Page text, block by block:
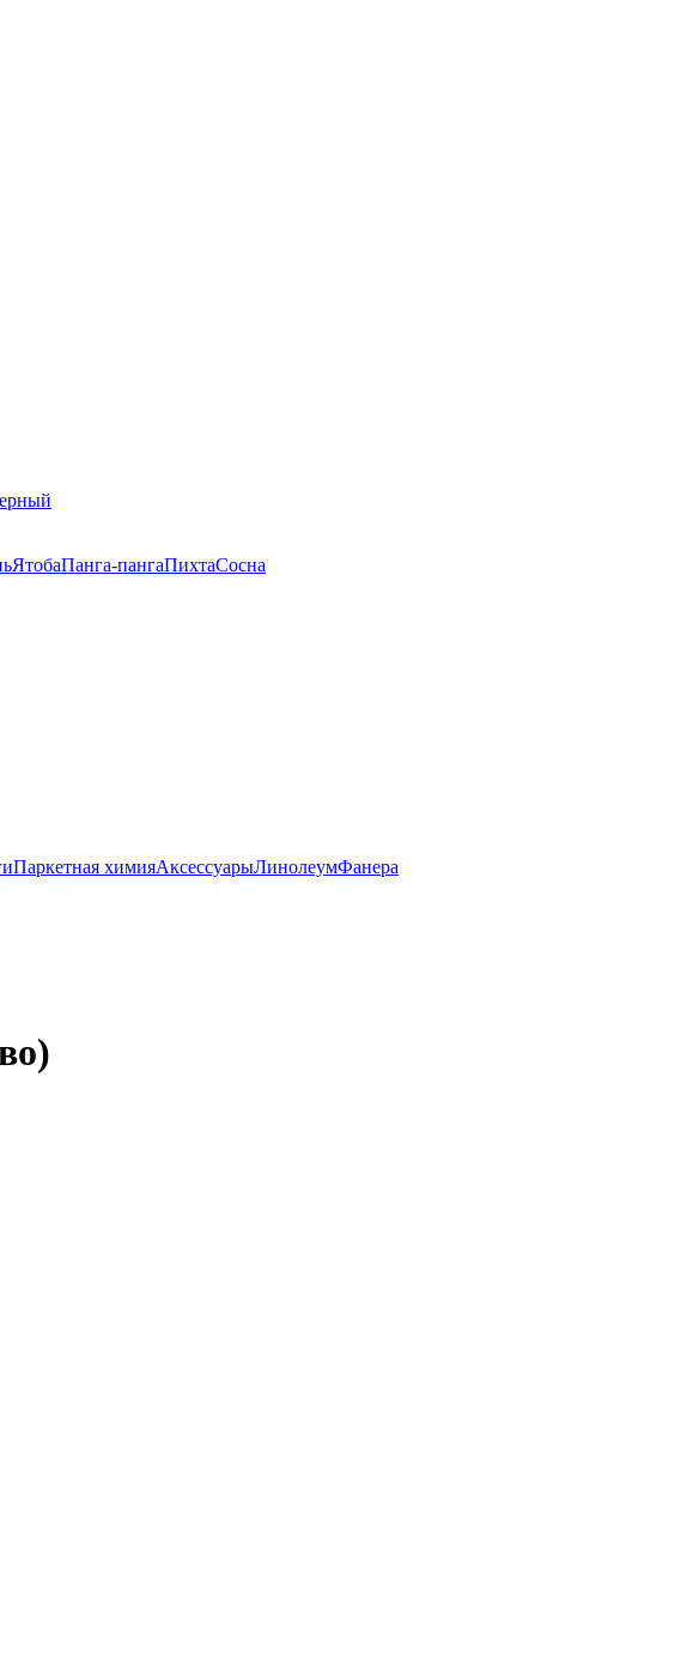
ЯтобаПанга-пангаПихтаСосна
Паркетная химияАксессуарыЛинолеумФанера